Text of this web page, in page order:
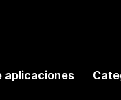
aplicaciones